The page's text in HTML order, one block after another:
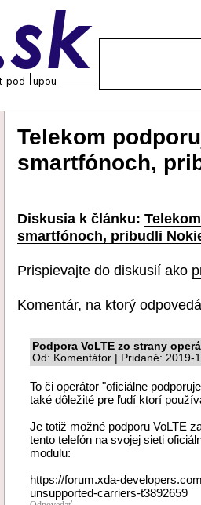
Telekom
smartfónoch,
Diskusia k článku:
smartfónoch, pribudli
Prispievajte do diskusií ako
Komentár, na ktorý
Podpora VoLTE zo strany
Od: Komentátor | Pridané: 2019-
To či operátor "oficiálne
také dôležité pre ľudí ktorí
Je totiž možné podporu VoLTE
tento telefón na svojej sieti
modulu:
https://forum.xda-
unsupported-carriers-t3892659